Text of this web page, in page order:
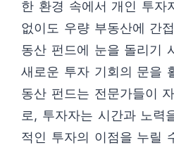
한 환경 속에서 개인 투자
없이도 우량 부동산에 간
동산 펀드에 눈을 돌리기
새로운 투자 기회의 문을
동산 펀드는 전문가들이
로, 투자자는 시간과 노력
적인 투자의 이점을 누릴